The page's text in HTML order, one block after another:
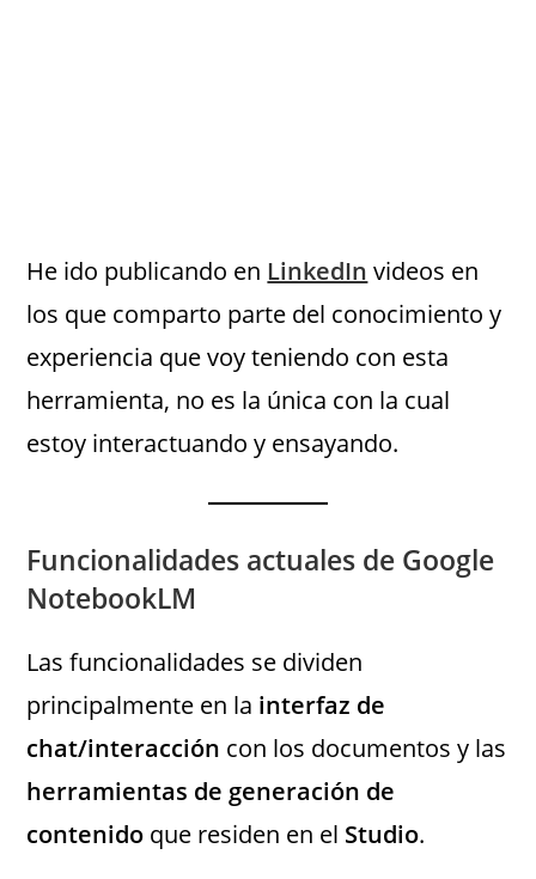
He ido publicando en LinkedIn videos en
los que comparto parte del conocimiento y
experiencia que voy teniendo con esta
herramienta, no es la única con la cual
estoy interactuando y ensayando.
Funcionalidades actuales de Google
NotebookLM
Las funcionalidades se dividen
principalmente en la interfaz de
chat/interacción con los documentos y las
herramientas de generación de
contenido que residen en el Studio.